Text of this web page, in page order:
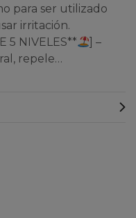
para ser utilizado
irritación.
5 NIVELES**
] –
repele…